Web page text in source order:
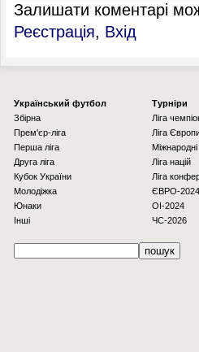
Залишати коментарі
Реєстрація, Вхід
Українcький футбол
Збірна
Прем'єр-ліга
Перша ліга
Друга ліга
Кубок України
Молодіжка
Юнаки
Інші
Турніри
Ліга
Ліга
Міжнародні
Ліга націй
Ліга
ЄВРО-2024
OI-2024
ЧС-2026